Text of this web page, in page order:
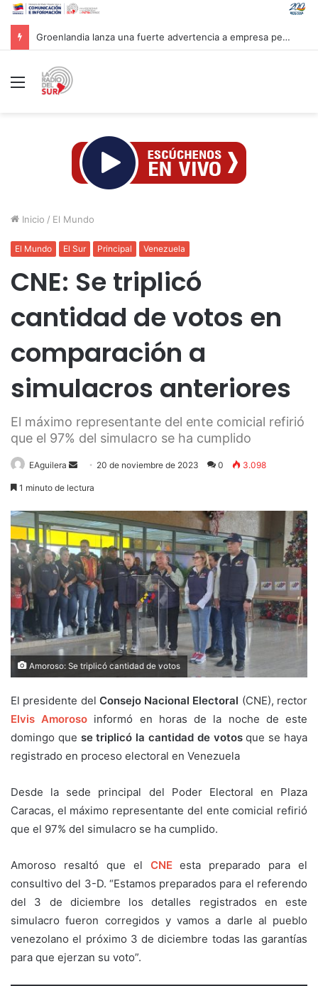
Groenlandia lanza una fuerte advertencia a empresa petrolera vinculada a Trump
Menú
Inicio / El Mundo
El Mundo El Sur Principal Venezuela
CNE: Se triplicó
cantidad de votos en
comparación a
simulacros anteriores
El máximo representante del ente comicial refirió
que el 97% del simulacro se ha cumplido
EAguilera
Send 20 de noviembre de 2023 0 3.098
1 minuto de lectura
Amoroso: Se triplicó cantidad de votos
El presidente del Consejo Nacional Electoral (CNE), rector
Elvis Amoroso informó en horas de la noche de este
domingo que se triplicó la cantidad de votosque se haya
registrado en proceso electoral en Venezuela
Desde la sede principal del Poder Electoral en Plaza
Caracas, el máximo representante del ente comicial refirió
que el 97% del simulacro se ha cumplido.
Amoroso resaltó que el CNEesta preparado para el
consultivo del 3-D. “Estamos preparados para el referendo
del 3 de diciembre los detalles registrados en este
simulacro fueron corregidos y vamos a darle al pueblo
venezolano el próximo 3 de diciembre todas las garantías
para que ejerzan su voto”.